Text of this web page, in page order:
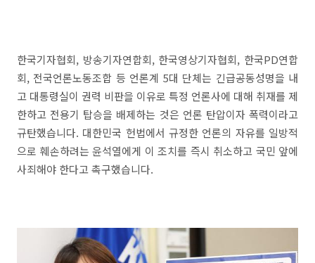
한국기자협회, 방송기자연합회, 한국영상기자협회, 한국PD연합
회, 전국언론노동조합 등 언론계 5대 단체는 긴급공동성명을 내
고 대통령실이 권력 비판을 이유로 특정 언론사에 대해 취재를 제
한하고 전용기 탑승을 배제하는 것은 언론 탄압이자 폭력이라고
규탄했습니다. 대한민국 헌법에서 규정한 언론의 자유를 일방적
으로 훼손하려는 윤석열에게 이 조치를 즉시 취소하고 국민 앞에
사죄해야 한다고 촉구했습니다.